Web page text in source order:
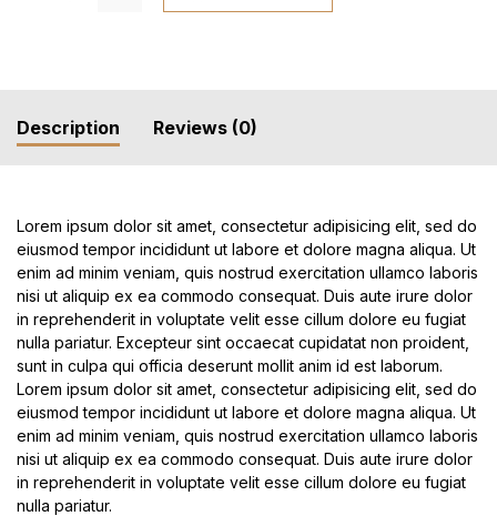
Description Reviews (0)
Lorem ipsum dolor sit amet, consectetur adipisicing elit, sed do
eiusmod tempor incididunt ut labore et dolore magna aliqua. Ut
enim ad minim veniam, quis nostrud exercitation ullamco laboris
nisi ut aliquip ex ea commodo consequat. Duis aute irure dolor
in reprehenderit in voluptate velit esse cillum dolore eu fugiat
nulla pariatur. Excepteur sint occaecat cupidatat non proident,
sunt in culpa qui officia deserunt mollit anim id est laborum.
Lorem ipsum dolor sit amet, consectetur adipisicing elit, sed do
eiusmod tempor incididunt ut labore et dolore magna aliqua. Ut
enim ad minim veniam, quis nostrud exercitation ullamco laboris
nisi ut aliquip ex ea commodo consequat. Duis aute irure dolor
in reprehenderit in voluptate velit esse cillum dolore eu fugiat
nulla pariatur.